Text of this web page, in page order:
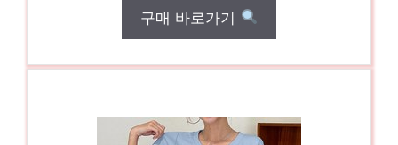
구매 바로가기